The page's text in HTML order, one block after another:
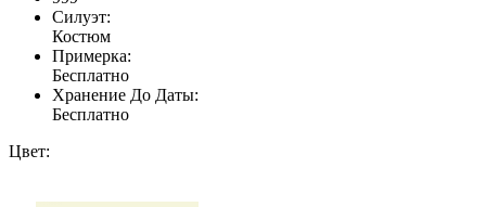
Силуэт:
Костюм
Примерка:
Бесплатно
Хранение До Даты:
Бесплатно
Цвет: